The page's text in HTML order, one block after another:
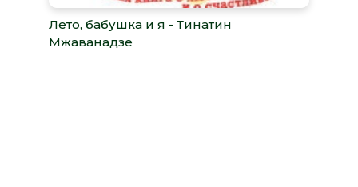
Лето, бабушка и я - Тинатин
Мжаванадзе